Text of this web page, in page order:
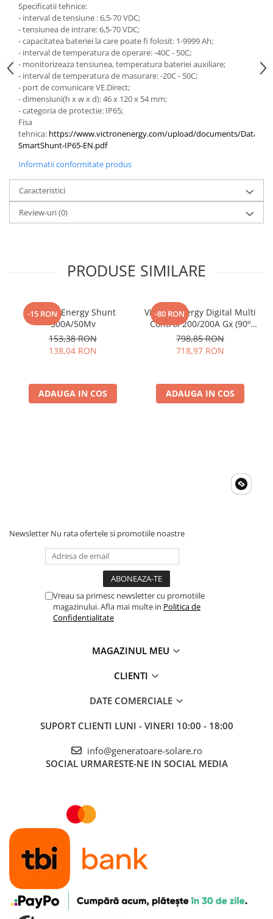
Specificatii tehnice:
- interval de tensiune : 6,5-70 VDC;
- tensiunea de intrare: 6,5-70 VDC;
- capacitatea bateriei la care poate fi folosit: 1-9999 Ah;
- interval de temperatura de operare: -40C - 50C;
- monitorizeaza tensiunea, temperatura bateriei auxiliare;
- interval de temperatura de masurare: -20C - 50C;
- port de comunicare VE.Direct;
- dimensiuni(h x w x d): 46 x 120 x 54 mm;
- categoria de protectie: IP65;
Fisa
tehnica: https://www.victronenergy.com/upload/documents/
SmartShunt-IP65-EN.pdf
Informatii conformitate produs
Caracteristici
Review-uri(0)
PRODUSE SIMILARE
-15 RON
Victron Energy Shunt
500A/50Mv
153,38 RON
138,04 RON
ADAUGA IN COS
-80 RON
Victron Energy Digital Multi
Control 200/200A Gx (90º
Rj45)
798,85 RON
718,97 RON
ADAUGA IN COS
Newsletter Nu rata ofertele si promotiile noastre
Vreau sa primesc newsletter cu promotiile
magazinului. Afla mai multe in Politica de
Confidentialitate
MAGAZINUL MEU
CLIENTI
DATE COMERCIALE
SUPORT CLIENTI LUNI - VINERI 10:00 - 18:00
info@generatoare-solare.ro
SOCIAL URMARESTE-NE IN SOCIAL MEDIA